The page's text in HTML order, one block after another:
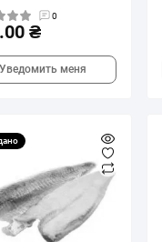
0
₴
Уведомить меня